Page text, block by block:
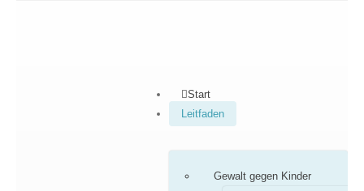
Start
Leitfaden
Gewalt gegen Kinder